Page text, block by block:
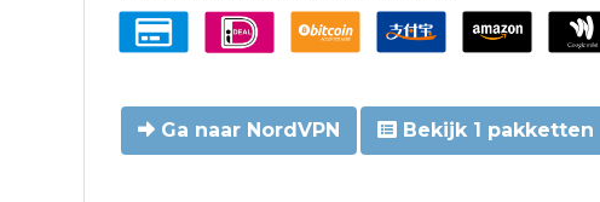
Ga naar NordVPN Bekijk 1 pakketten